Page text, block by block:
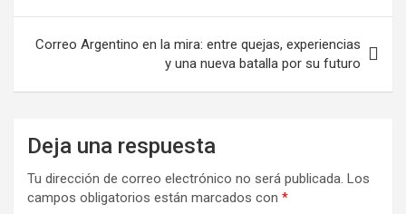
Correo Argentino en la mira: entre quejas, experiencias
y una nueva batalla por su futuro
Deja una respuesta
Tu dirección de correo electrónico no será publicada. Los
campos obligatorios están marcados con *